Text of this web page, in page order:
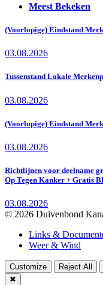
Meest Bekeken
(Voorlopige) Eindstand
03.08.2026
Tussenstand Lokale
03.08.2026
(Voorlopige) Eindstand
03.08.2026
Richtlijnen voor deelname
Op Tegen Kanker + Gratis
03.08.2026
© 2026 Duivenbond
Links &
Weer & Wind
Customize Reject All
✖